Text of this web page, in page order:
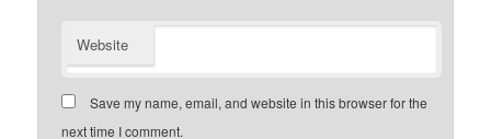
Website
Save my name, email, and website in this browser for the
next time I comment.